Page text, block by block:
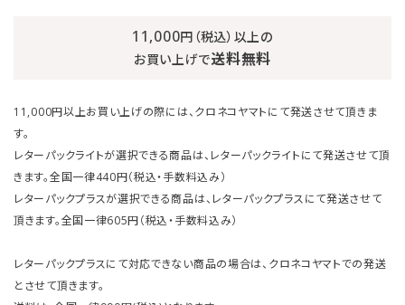
11,000円（税込）以上の
お買い上げで送料無料
11,000円以上お買い上げの際には、クロネコヤマトにて発送させて頂きま
す。
レターパックライトが選択できる商品は、レターパックライトにて発送させて頂
きます。全国一律440円（税込・手数料込み）
レターパックプラスが選択できる商品は、レターパックプラスにて発送させて
頂きます。全国一律605円（税込・手数料込み）
レターパックプラスにて対応できない商品の場合は、クロネコヤマトでの発送
とさせて頂きます。